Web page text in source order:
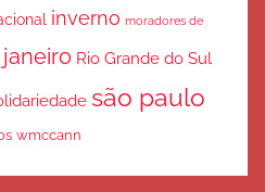
inverno moradores de
Rio Grande do Sul
são paulo
wmccann